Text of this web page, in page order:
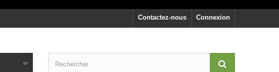
Connexion
Contactez-nous